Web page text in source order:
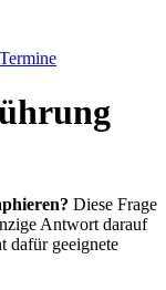
Diese Frage
Antwort darauf
dafür geeignete